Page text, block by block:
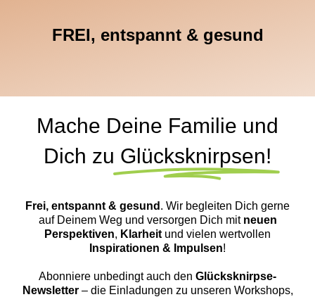
FREI, entspannt & gesund
Mache Deine Familie und
Dich zu Glücksknirpsen!
Frei, entspannt & gesund . Wir begleiten Dich gerne
auf Deinem Weg und versorgen Dich mit neuen
Perspektiven, Klarheit und vielen wertvollen
Inspirationen & Impulsen!
Abonniere unbedingt auch den Glücksknirpse-
Newsletter– die Einladungen zu unseren Workshops,